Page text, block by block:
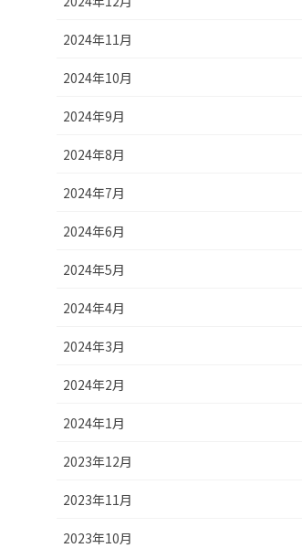
2024年11月
2024年10月
2024年9月
2024年8月
2024年7月
2024年6月
2024年5月
2024年4月
2024年3月
2024年2月
2024年1月
2023年12月
2023年11月
2023年10月